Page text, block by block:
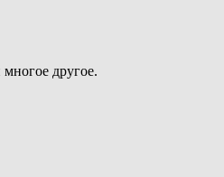
другое.